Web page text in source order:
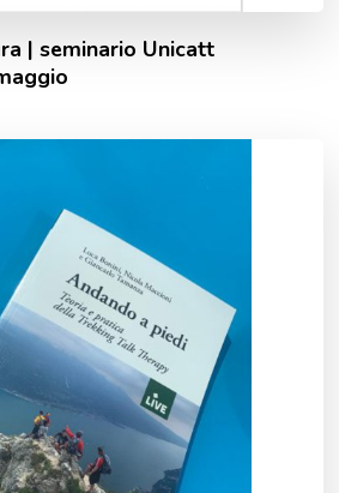
| seminario Unicatt